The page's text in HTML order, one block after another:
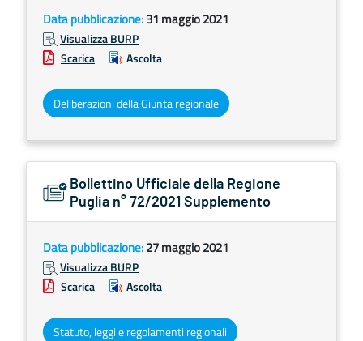
Data pubblicazione:31 maggio 2021
Visualizza BURP
Scarica
Ascolta
Deliberazioni della Giunta regionale
Bollettino Ufficiale della Regione
Puglia n° 72/2021 Supplemento
Data pubblicazione:27 maggio 2021
Visualizza BURP
Scarica
Ascolta
Statuto, leggi e regolamenti regionali